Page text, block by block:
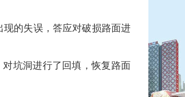
的失误，答应对破损路面进
坑洞进行了回填，恢复路面